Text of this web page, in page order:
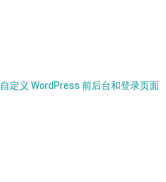
定义 WordPress 前后台和登录页面